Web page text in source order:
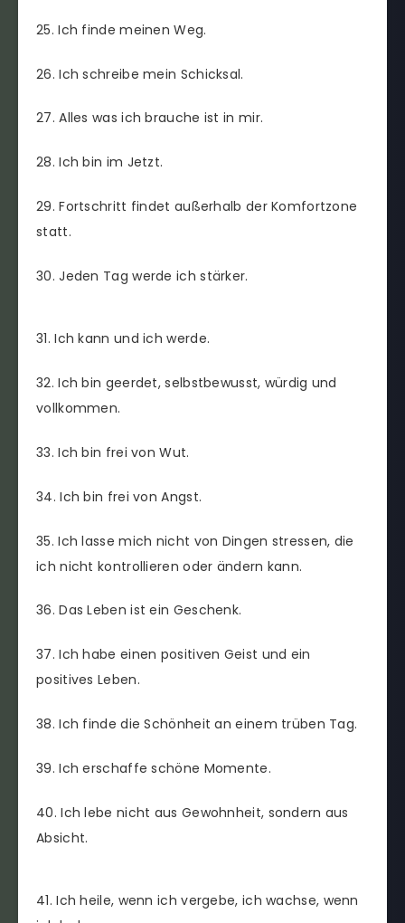
25. Ich finde meinen Weg.
26. Ich schreibe mein Schicksal.
27. Alles was ich brauche ist in mir.
28. Ich bin im Jetzt.
29. Fortschritt findet außerhalb der Komfortzone
statt.
30. Jeden Tag werde ich stärker.
31. Ich kann und ich werde.
32. Ich bin geerdet, selbstbewusst, würdig und
vollkommen.
33. Ich bin frei von Wut.
34. Ich bin frei von Angst.
35. Ich lasse mich nicht von Dingen stressen, die
ich nicht kontrollieren oder ändern kann.
36. Das Leben ist ein Geschenk.
37. Ich habe einen positiven Geist und ein
positives Leben.
38. Ich finde die Schönheit an einem trüben Tag.
39. Ich erschaffe schöne Momente.
40. Ich lebe nicht aus Gewohnheit, sondern aus
Absicht.
41. Ich heile, wenn ich vergebe, ich wachse, wenn